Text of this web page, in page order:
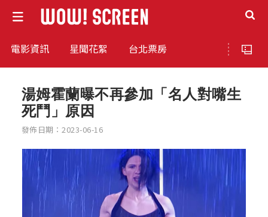
電影資訊 星聞花絮 台北票房
湯姆霍蘭曝不再參加「名人對嘴生
死鬥」原因
發佈日期：2023-06-16